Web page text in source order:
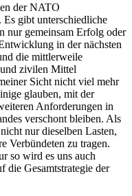
der NATO
Es gibt unterschiedliche
nur gemeinsam Erfolg oder
in der nächsten
die mittlerweile
zivilen Mittel
Sicht nicht viel mehr
glauben, mit der
Anforderungen in
verschont bleiben. Als
nur dieselben Lasten,
Verbündeten zu tragen.
so wird es uns auch
die Gesamtstrategie der